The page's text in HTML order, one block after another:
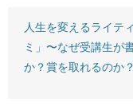
人生を変えるライテ
ミ」〜なぜ受講生が
か？賞を取れるのか